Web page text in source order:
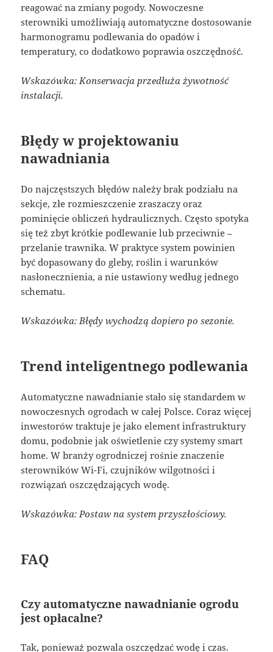
reagować na zmiany pogody. Nowoczesne
sterowniki umożliwiają automatyczne dostosowanie
harmonogramu podlewania do opadów i
temperatury, co dodatkowo poprawia oszczędność.
Wskazówka: Konserwacja przedłuża żywotność
instalacji.
Błędy w projektowaniu
nawadniania
Do najczęstszych błędów należy brak podziału na
sekcje, złe rozmieszczenie zraszaczy oraz
pominięcie obliczeń hydraulicznych. Często spotyka
się też zbyt krótkie podlewanie lub przeciwnie –
przelanie trawnika. W praktyce system powinien
być dopasowany do gleby, roślin i warunków
nasłonecznienia, a nie ustawiony według jednego
schematu.
Wskazówka: Błędy wychodzą dopiero po sezonie.
Trend inteligentnego podlewania
Automatyczne nawadnianie stało się standardem w
nowoczesnych ogrodach w całej Polsce. Coraz więcej
inwestorów traktuje je jako element infrastruktury
domu, podobnie jak oświetlenie czy systemy smart
home. W branży ogrodniczej rośnie znaczenie
sterowników Wi-Fi, czujników wilgotności i
rozwiązań oszczędzających wodę.
Wskazówka: Postaw na system przyszłościowy.
FAQ
Czy automatyczne nawadnianie ogrodu
jest opłacalne?
Tak, ponieważ pozwala oszczędzać wodę i czas.